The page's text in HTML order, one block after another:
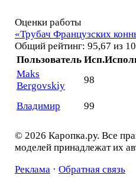
Оценки работы
«Трубач Французских
Общий рейтинг: 95,67 из
Пользователь Исп.
Maks
Bergovskiy
98
Владимир 99
© 2026 Каропка.ру. Все
моделей принадлежат их
Реклама· Обратная связь